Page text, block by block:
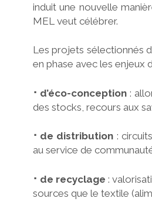
induit une nouvelle
MEL veut célébrer.
Les projets sélectionnés
en phase avec les enjeux
⠂d’éco-conception :
des stocks, recours aux
⠂de distribution :
au service de
⠂de recyclage:
sources que le textile